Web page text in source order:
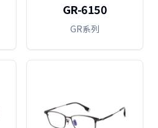
GR-6150
GR系列